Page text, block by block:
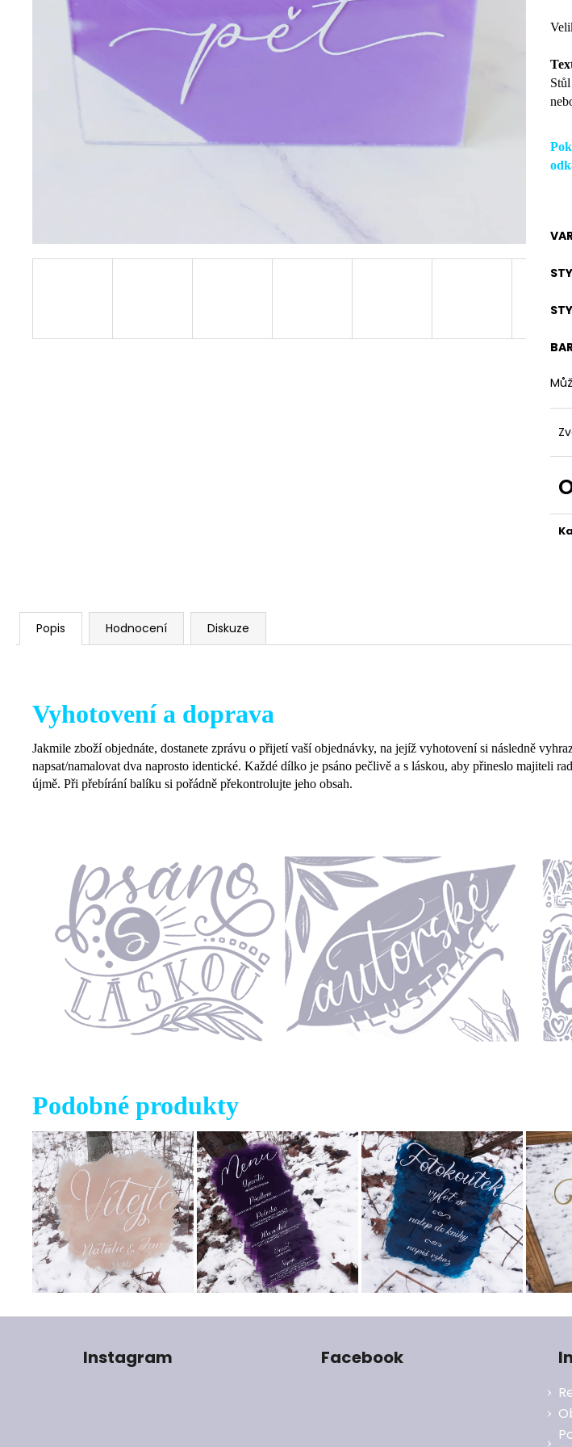
Popis Hodnocení Diskuze
Vyhotovení a doprava
Jakmile zboží objednáte, dostanete zprávu o přijetí vaší objednávky, na jejíž vyhotovení si následně
napsat/namalovat dva naprosto identické. Každé dílko je psáno pečlivě a s láskou, aby přineslo majiteli
újmě. Při přebírání balíku si pořádně překontrolujte jeho obsah.
Podobné produkty
Instagram Facebook